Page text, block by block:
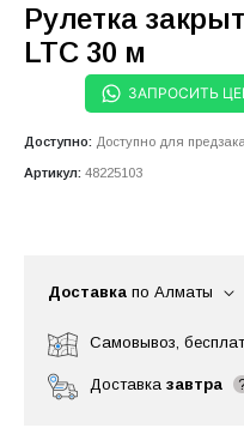
Рулетка
LTC 30 м
ЗАПРОСИТЬ
Доступно: Доступно для
Артикул: 48225103
Доставка по Алматы
Самовывоз,
Доставка завтра